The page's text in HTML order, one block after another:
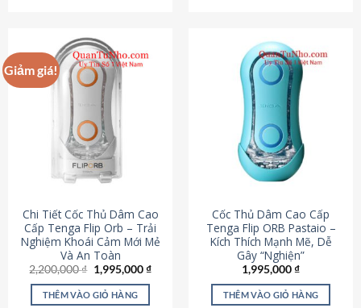
Giảm giá!
Chi Tiết Cốc Thủ Dâm Cao
Cấp Tenga Flip Orb – Trải
Nghiệm Khoái Cảm Mới Mẻ
Và An Toàn
2,200,000₫ Giá
gốc
là:
2,200,000 ₫.
1,995,000₫Giá
THÊM VÀO GIỎ HÀNG
Cốc Thủ Dâm Cao Cấp
Tenga Flip ORB Pastaio –
Kích Thích Mạnh Mẽ, Dễ
Gây “Nghiện”
1,995,000₫
THÊM VÀO GIỎ HÀNG